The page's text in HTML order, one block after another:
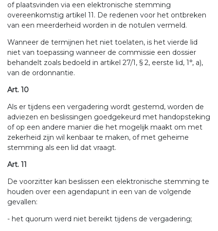
of plaatsvinden via een elektronische stemming
overeenkomstig artikel 11. De redenen voor het ontbreken
van een meerderheid worden in de notulen vermeld.
Wanneer de termijnen het niet toelaten, is het vierde lid
niet van toepassing wanneer de commissie een dossier
behandelt zoals bedoeld in artikel 27/1, § 2, eerste lid, 1°, a),
van de ordonnantie.
Art. 10
Als er tijdens een vergadering wordt gestemd, worden de
adviezen en beslissingen goedgekeurd met handopsteking
of op een andere manier die het mogelijk maakt om met
zekerheid zijn wil kenbaar te maken, of met geheime
stemming als een lid dat vraagt.
Art. 11
De voorzitter kan beslissen een elektronische stemming te
houden over een agendapunt in een van de volgende
gevallen:
- het quorum werd niet bereikt tijdens de vergadering;